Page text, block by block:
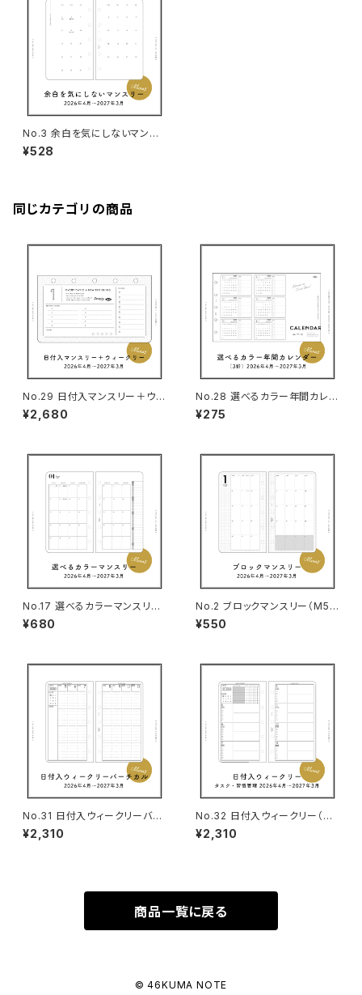
No.3 余白を気にしないマンス
リー（M5サイズ）
¥528
同じカテゴリの商品
No.29 日付入マンスリー＋ウィ
ークリー（M5サイズ）
¥2,680
No.28 選べるカラー年間カレン
ダー（3折・M5サイズ）
¥275
No.17 選べるカラーマンスリー
（M5サイズ）
¥680
No.2 ブロックマンスリー（M5サ
イズ）
¥550
No.31 日付入ウィークリーバー
チカル（M5サイズ）
¥2,310
No.32 日付入ウィークリー（タ
スク＆習慣管理・M5サイズ）
¥2,310
商品一覧に戻る
© 46KUMA NOTE